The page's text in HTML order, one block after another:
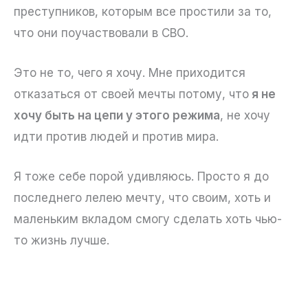
преступников, которым все простили за то,
что они поучаствовали в СВО.
Это не то, чего я хочу. Мне приходится
отказаться от своей мечты потому, что я не
хочу быть на цепи у этого режима, не хочу
идти против людей и против мира.
Я тоже себе порой удивляюсь. Просто я до
последнего лелею мечту, что своим, хоть и
маленьким вкладом смогу сделать хоть чью-
то жизнь лучше.